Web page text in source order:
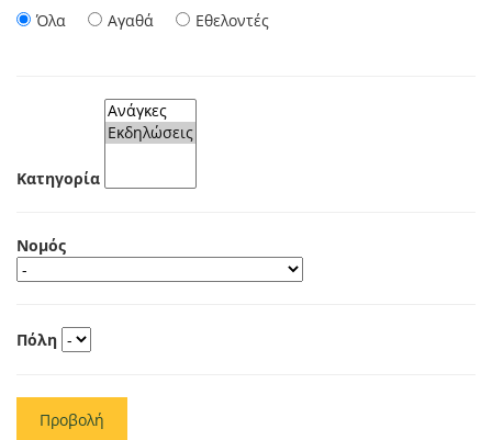
Όλα Αγαθά Εθελοντές
Κατηγορία
Νομός
Πόλη
Προβολή